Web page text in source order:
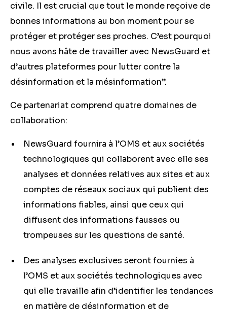
civile. Il est crucial que tout le monde reçoive de
bonnes informations au bon moment pour se
protéger et protéger ses proches. C’est pourquoi
nous avons hâte de travailler avec NewsGuard et
d’autres plateformes pour lutter contre la
désinformation et la mésinformation”.
Ce partenariat comprend quatre domaines de
collaboration:
NewsGuard fournira à l’OMS et aux sociétés
technologiques qui collaborent avec elle ses
analyses et données relatives aux sites et aux
comptes de réseaux sociaux qui publient des
informations fiables, ainsi que ceux qui
diffusent des informations fausses ou
trompeuses sur les questions de santé.
Des analyses exclusives seront fournies à
l’OMS et aux sociétés technologiques avec
qui elle travaille afin d’identifier les tendances
en matière de désinformation et de